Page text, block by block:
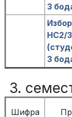
3
НС2/3
3
3.
Шифра